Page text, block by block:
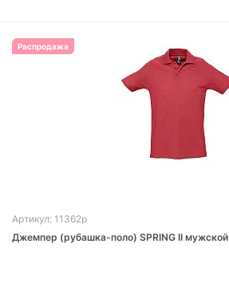
Распродажа
Артикул: 11362p
Джемпер (рубашка-поло) SPRING II мужской